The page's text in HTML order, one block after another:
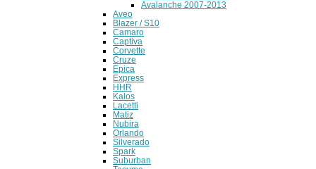
Avalanche 2007-2013
Aveo
Blazer / S10
Camaro
Captiva
Corvette
Cruze
Epica
Express
HHR
Kalos
Lacetti
Matiz
Nubira
Orlando
Silverado
Spark
Suburban